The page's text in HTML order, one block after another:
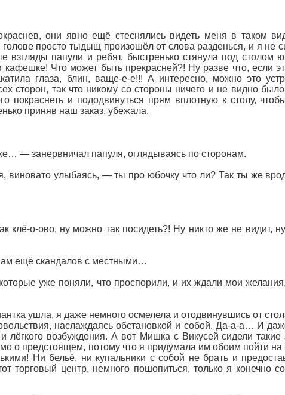
они явно ещё стеснялись видеть меня в таком
просто тыдыщ произошёл от слова разденься, и я не
папули и ребят, быстренько стянула под столом
Что может быть прекрасней?! Ну разве что, если
глаза, блин, ваще-е-е!!! А интересно, можно это
сторон, так что никому со стороны ничего и не видно
и пододвинуться прям вплотную к столу,
приняв наш заказ, убежала.
— занервничал папуля, оглядываясь по сторонам.
виновато улыбаясь, — ты про юбочку что ли? Так ты же
о-ово, ну можно так посидеть?! Ну никто же не видит,
ещё скандалов с местными…
уже поняли, что проспорили, и их ждали мои
ушла, я даже немного осмелела и отодвинувшись от
наслаждаясь обстановкой и собой. Да-а-а… И
лёгкого возбуждения. А вот Мишка с Викусей сидели
о предстоящем, потому что я придумала им обоим пойти
Ни бельё, ни купальники с собой не брать и
торговый центр, немного пошопиться, только я конечно